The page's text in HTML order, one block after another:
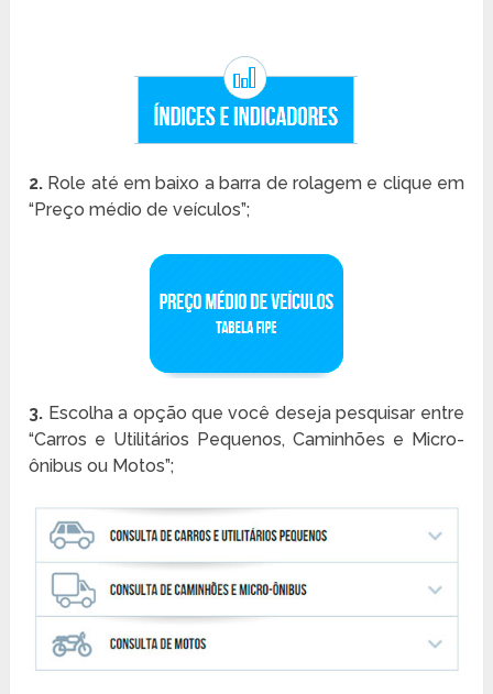
2. Role até em baixo a barra de rolagem e clique em
“Preço médio de veículos”;
3. Escolha a opção que você deseja pesquisar entre
“Carros e Utilitários Pequenos, Caminhões e Micro-
ônibus ou Motos”;